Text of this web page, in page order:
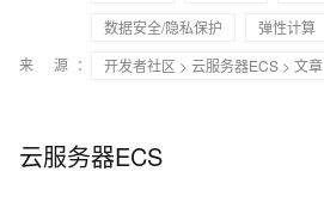
数据安全/隐私保护
弹性计算
来 源：
开发者社区 > 云服务器ECS > 文章
云服务器ECS